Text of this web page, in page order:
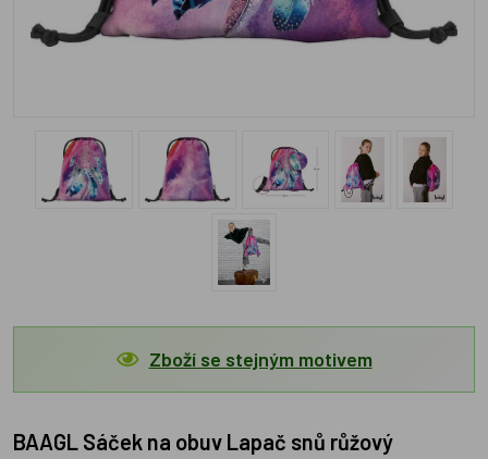
Zboží se stejným motivem
BAAGL Sáček na obuv Lapač snů růžový